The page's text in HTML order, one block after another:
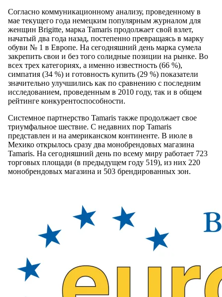
Согласно коммуникационному анализу, проведенному в
мае текущего года немецким популярным журналом для
женщин Brigitte, марка Tamaris продолжает свой взлет,
начатый два года назад, постепенно превращаясь в марку
обуви № 1 в Европе. На сегодняшний день марка сумела
закрепить свои и без того солидные позиции на рынке. Во
всех трех категориях, а именно известность (66 %),
симпатия (34 %) и готовность купить (29 %) показатели
значительно улучшились как по сравнению с последним
исследованием, проведенным в 2010 году, так и в общем
рейтинге конкурентоспособности.
Системное партнерство Tamaris также продолжает свое
триумфальное шествие. С недавних пор Tamaris
представлен и на американском континенте. В июле в
Мехико открылось сразу два монобрендовых магазина
Tamaris. На сегодняшний день по всему миру работает 723
торговых площади (в предыдущем году 519), из них 220
монобрендовых магазина и 503 брендированных зон.